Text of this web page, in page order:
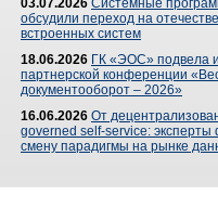
03.07.2026 Системные
обсудили переход на
встроенных систем
18.06.2026 ГК «ЭОС» подвела
партнерской конференции
документооборот – 2026»
16.06.2026 От
governed self-service: эксперты
смену парадигмы на рынке